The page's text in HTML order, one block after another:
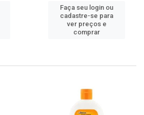
Faça seu login ou
cadastre-se para
ver preços e
comprar